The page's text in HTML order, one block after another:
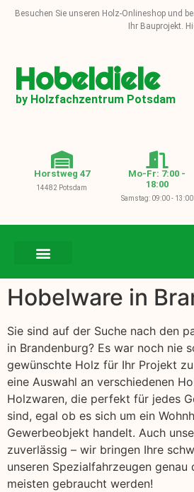
Besuchen Sie unseren Holz-Onlineshop und
Ihr Bauprojekt.
Hobeldiele
by Holzfachzentrum Potsdam
Horstweg 47
14482 Potsdam
Mo-Fr: 7:00 -
18:00
Samstag: 09:00 - 13:00
Hobelware in
Sie sind auf der Suche nach den
in Brandenburg? Es war noch nie
gewünschte Holz für Ihr Projekt
eine Auswahl an verschiedenen
Holzwaren, die perfekt für jedes
sind, egal ob es sich um ein
Gewerbeobjekt handelt. Auch
zuverlässig – wir bringen Ihre
unseren Spezialfahrzeugen
meisten gebraucht werden!